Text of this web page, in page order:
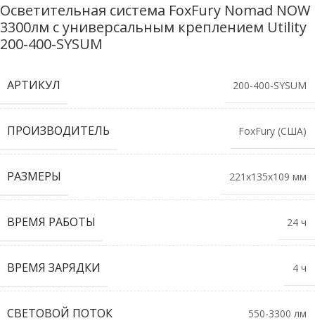
Осветительная система FoxFury Nomad NOW
3300лм с универсальным креплением Utility
200-400-SYSUM
АРТИКУЛ 200-400-SYSUM
ПРОИЗВОДИТЕЛЬ FoxFury (США)
РАЗМЕРЫ 221х135х109 мм
ВРЕМЯ РАБОТЫ 24 ч
ВРЕМЯ ЗАРЯДКИ 4 ч
СВЕТОВОЙ ПОТОК 550-3300 лм